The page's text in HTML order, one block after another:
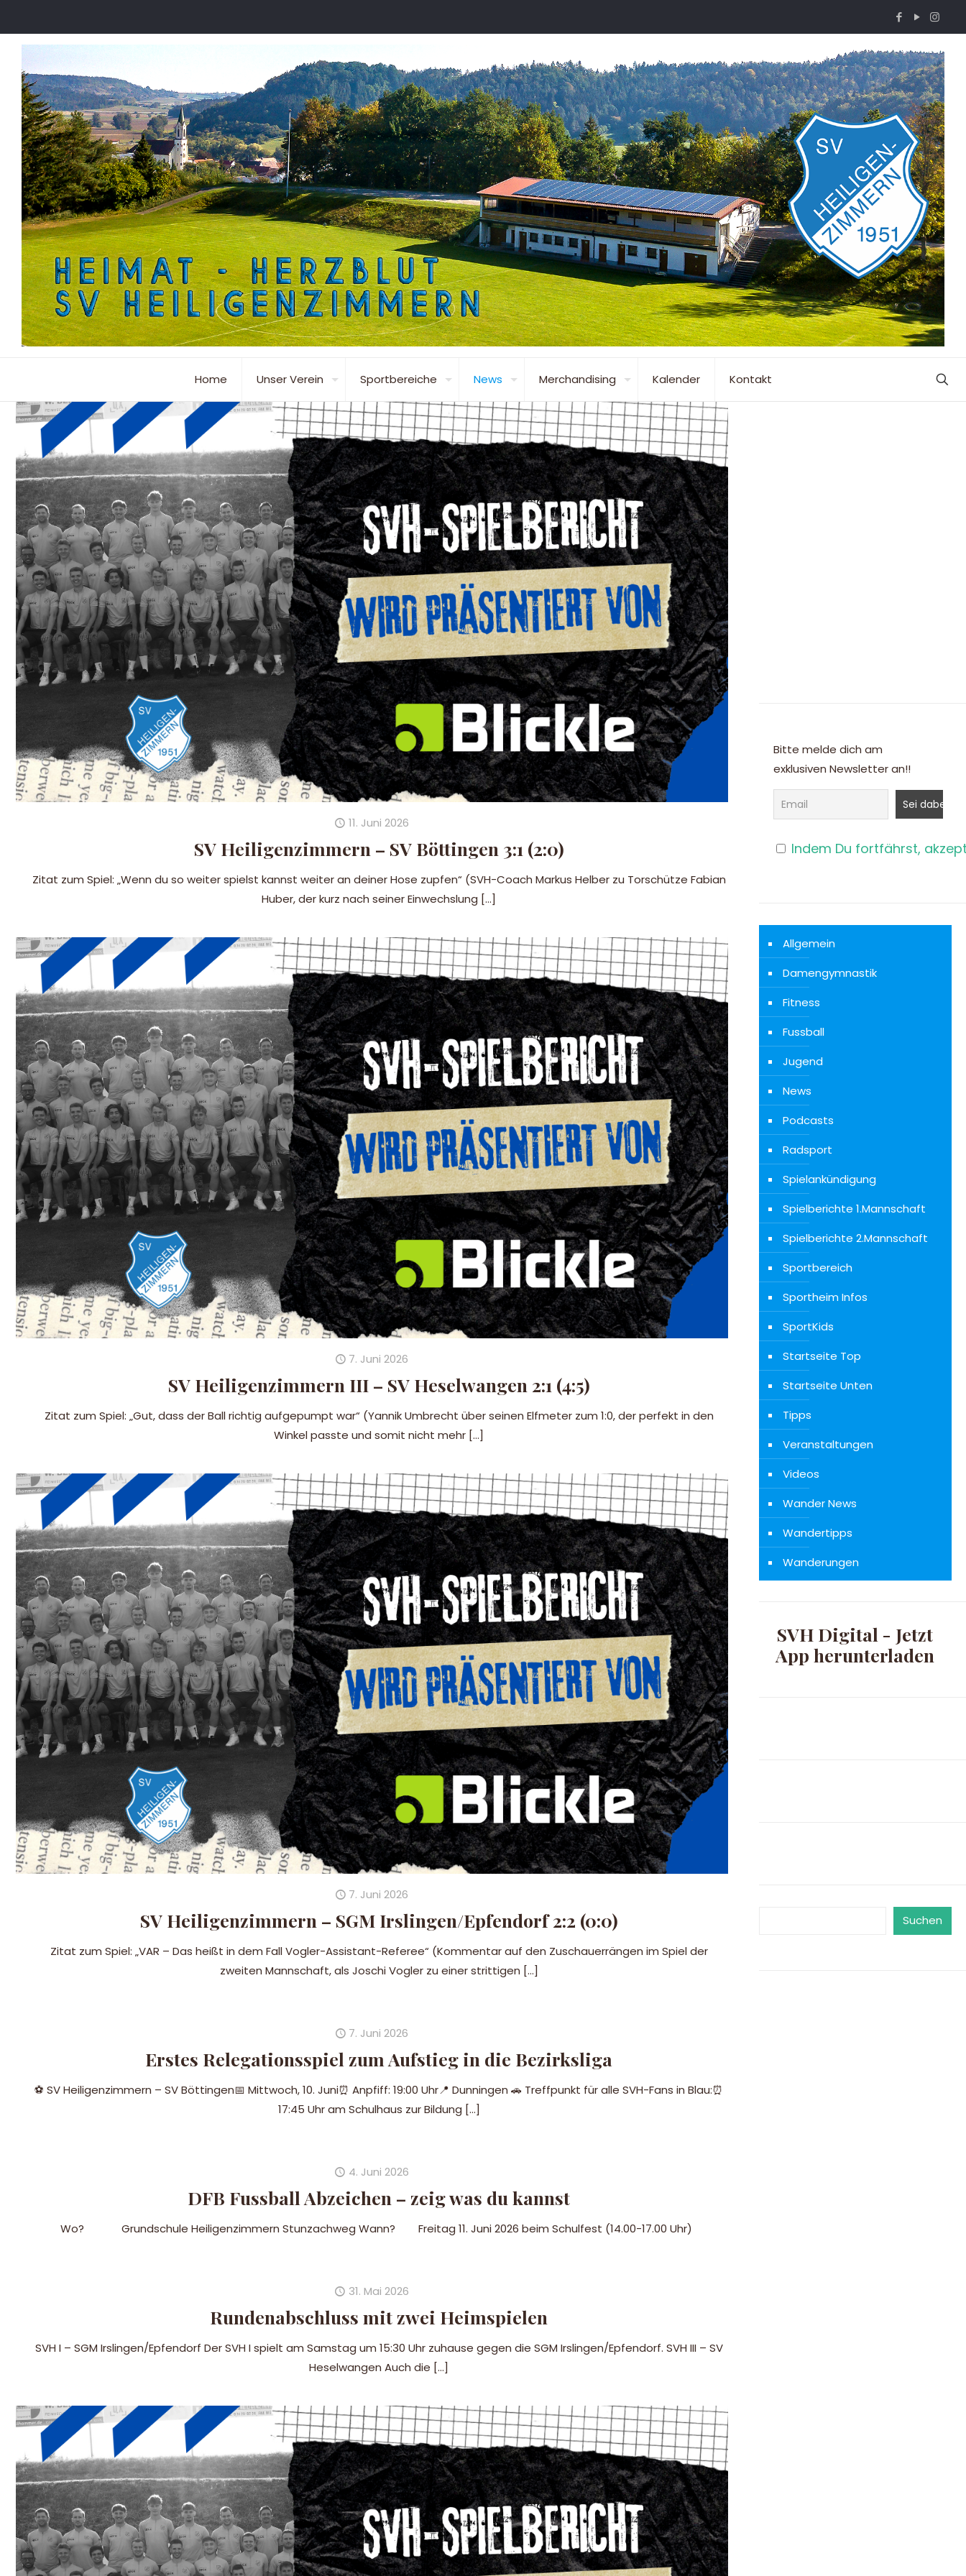
Home Unser Verein Sportbereiche News Merchandising Kalender Kontakt
11. Juni 2026
SV Heiligenzimmern – SV Böttingen 3:1 (2:0)
Zitat zum Spiel: „Wenn du so weiter spielst kannst weiter an deiner Hose zupfen“ (SVH-Coach Markus Helber zu Torschütze Fabian
Huber, der kurz nach seiner Einwechslung […]
7. Juni 2026
SV Heiligenzimmern III – SV Heselwangen 2:1 (4:5)
Zitat zum Spiel: „Gut, dass der Ball richtig aufgepumpt war“ (Yannik Umbrecht über seinen Elfmeter zum 1:0, der perfekt in den
Winkel passte und somit nicht mehr […]
7. Juni 2026
SV Heiligenzimmern – SGM Irslingen/Epfendorf 2:2 (0:0)
Zitat zum Spiel: „VAR – Das heißt in dem Fall Vogler-Assistant-Referee“ (Kommentar auf den Zuschauerrängen im Spiel der
zweiten Mannschaft, als Joschi Vogler zu einer strittigen […]
7. Juni 2026
Erstes Relegationsspiel zum Aufstieg in die Bezirksliga
⚽ SV Heiligenzimmern – SV Böttingen📅 Mittwoch, 10. Juni⏰ Anpfiff: 19:00 Uhr📍 Dunningen 🚗 Treffpunkt für alle SVH-Fans in Blau:⏰
17:45 Uhr am Schulhaus zur Bildung […]
4. Juni 2026
DFB Fussball Abzeichen – zeig was du kannst
Wo? Grundschule Heiligenzimmern Stunzachweg Wann? Freitag 11. Juni 2026 beim Schulfest (14.00-17.00 Uhr)
31. Mai 2026
Rundenabschluss mit zwei Heimspielen
SVH I – SGM Irslingen/Epfendorf Der SVH I spielt am Samstag um 15:30 Uhr zuhause gegen die SGM Irslingen/Epfendorf. SVH III – SV
Heselwangen Auch die […]
Bitte melde dich am
exklusiven Newsletter an!!
Indem Du fortfährst,
Allgemein
Damengymnastik
Fitness
Fussball
Jugend
News
Podcasts
Radsport
Spielankündigung
Spielberichte 1.Mannschaft
Spielberichte 2.Mannschaft
Sportbereich
Sportheim Infos
SportKids
Startseite Top
Startseite Unten
Tipps
Veranstaltungen
Videos
Wander News
Wandertipps
Wanderungen
SVH Digital - Jetzt
App herunterladen
Suchen